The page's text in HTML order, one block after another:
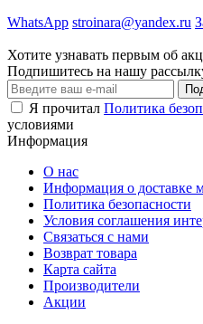
WhatsApp stroinara@yandex.ru
Хотите узнавать первым об
Подпишитесь на нашу
Я прочитал Политика
условиями
Информация
О нас
Информация о доставке
Политика безопасности
Условия соглашения
Связаться с нами
Возврат товара
Карта сайта
Производители
Акции